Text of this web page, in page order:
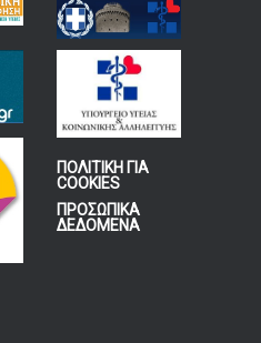
ΠΟΛΙΤΙΚΗ ΓΙΑ
COOKIES
ΠΡΟΣΩΠΙΚΑ
ΔΕΔΟΜΕΝΑ